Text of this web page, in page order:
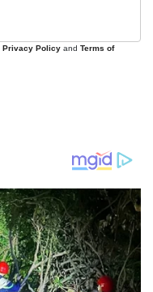
Privacy Policy and Terms of